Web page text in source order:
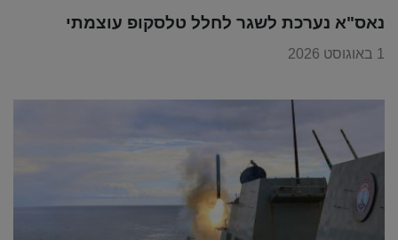
נאס"א נערכת לשגר לחלל טלסקופ עוצמתי
1 באוגוסט 2026